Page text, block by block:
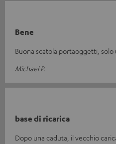
Bene
Buona scatola portaoggetti,
Michael P.
base di ricarica
Dopo una caduta, il vecchio